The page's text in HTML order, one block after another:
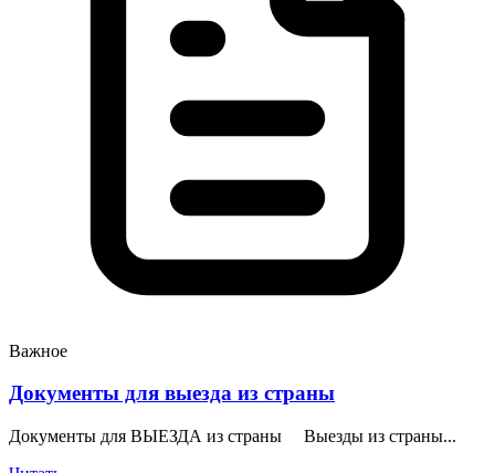
Важное
Документы для выезда из страны
Документы для ВЫЕЗДА из страны Выезды из страны...